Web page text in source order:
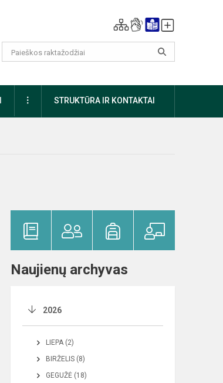
DAUGIAUSTRUKTŪRA IR KONTAKTAI
Naujienų archyvas
2026
LIEPA (2)
BIRŽELIS (8)
GEGUŽĖ (18)